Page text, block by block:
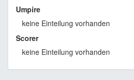
Umpire
keine Einteilung vorhanden
Scorer
keine Einteilung vorhanden